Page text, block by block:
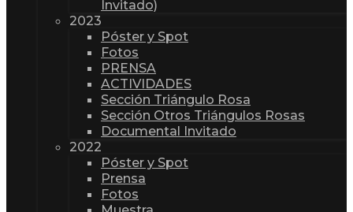
Invitado)
2023
Póster y Spot
Fotos
PRENSA
ACTIVIDADES
Sección Triángulo Rosa
Sección Otros Triángulos Rosas
Documental Invitado
2022
Póster y Spot
Prensa
Fotos